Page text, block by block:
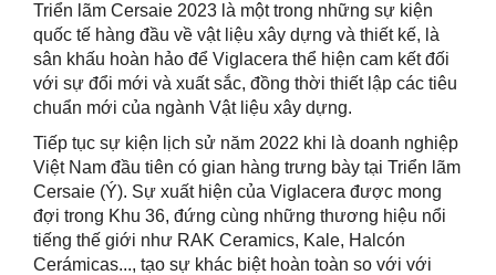
Triển lãm Cersaie 2023 là một trong những sự kiện
quốc tế hàng đầu về vật liệu xây dựng và thiết kế, là
sân khấu hoàn hảo để Viglacera thể hiện cam kết đối
với sự đổi mới và xuất sắc, đồng thời thiết lập các tiêu
chuẩn mới của ngành Vật liệu xây dựng.
Tiếp tục sự kiện lịch sử năm 2022 khi là doanh nghiệp
Việt Nam đầu tiên có gian hàng trưng bày tại Triển lãm
Cersaie (Ý). Sự xuất hiện của Viglacera được mong
đợi trong Khu 36, đứng cùng những thương hiệu nổi
tiếng thế giới như RAK Ceramics, Kale, Halcón
Cerámicas..., tạo sự khác biệt hoàn toàn so với với